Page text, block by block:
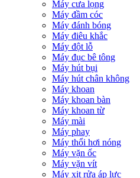
Máy cưa lọng
Máy đầm cóc
Máy đánh bóng
Máy điêu khắc
Máy đột lỗ
Máy đục bê tông
Máy hút bụi
Máy hút chân không
Máy khoan
Máy khoan bàn
Máy khoan từ
Máy mài
Máy phay
Máy thổi hơi nóng
Máy vặn ốc
Máy vặn vít
Máy xịt rửa áp lực